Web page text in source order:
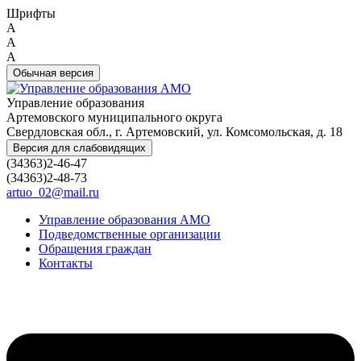
Шрифты
A
A
A
Обычная версия
Управление образования
Артемовского муниципального округа
Свердловская обл., г. Артемовский, ул. Комсомольская, д. 18
Версия для слабовидящих
(34363)2-46-47
(34363)2-48-73
artuo_02@mail.ru
Управление образования АМО
Подведомственные организации
Обращения граждан
Контакты